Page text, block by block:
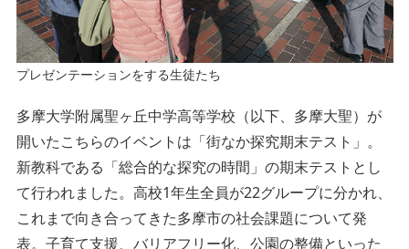
プレゼンテーションをする生徒たち
多摩大学附属聖ヶ丘中学高等学校（以下、多摩大聖）が
開いたこちらのイベントは「街なか探究期末テスト」。
新教科である「総合的な探究の時間」の期末テストとし
て行われました。高校1年生全員が22グループに分かれ、
これまで向き合ってきた多摩市の社会課題について発
表。子育て支援、バリアフリー化、公園の整備といった